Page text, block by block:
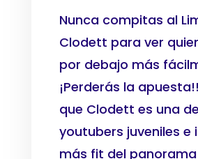
Nunca compitas al
Clodett para ver
por debajo más
¡Perderás la
que Clodett es una
youtubers juveniles e
más fit del